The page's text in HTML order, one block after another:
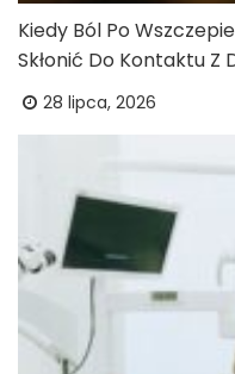
Kiedy Ból Po
Skłonić Do Kontaktu Z
28 lipca, 2026